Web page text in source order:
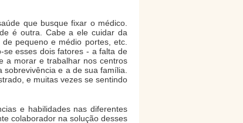
que busque fixar o médico.
é outra. Cabe a ele cuidar da
pequeno e médio portes, etc.
se esses dois fatores - a falta de
a morar e trabalhar nos centros
sobrevivência e a de sua família.
e muitas vezes se sentindo
e habilidades nas diferentes
colaborador na solução desses